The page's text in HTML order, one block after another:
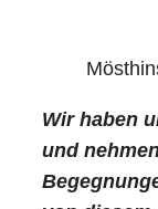
Wir haben
und